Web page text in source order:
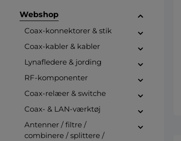
Webshop
Coax-konnektorer & stik
Coax-kabler & kabler
Lynafledere & jording
RF-komponenter
Coax-relæer & switche
Coax- & LAN-værktøj
Antenner / filtre /
combinere / splittere /